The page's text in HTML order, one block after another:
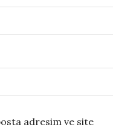
adresim ve site